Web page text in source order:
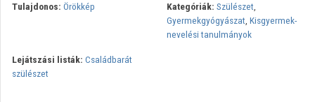
Tulajdonos: Örökkép Kategóriák: Szülészet,
Gyermekgyógyászat, Kisgyermek-
nevelési tanulmányok
Lejátszási listák: Családbarát
szülészet